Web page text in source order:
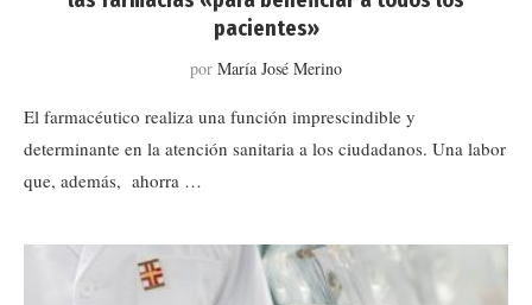
pacientes»
por María José Merino
El farmacéutico realiza una función imprescindible y
determinante en la atención sanitaria a los ciudadanos. Una labor
que, además, ahorra …